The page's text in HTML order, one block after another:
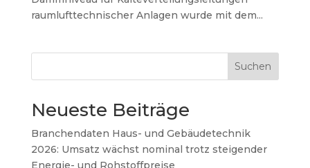
raumlufttechnischer Anlagen wurde mit dem...
Suchen
Neueste Beiträge
Branchendaten Haus- und Gebäudetechnik
2026: Umsatz wächst nominal trotz steigender
Energie- und Rohstoffpreise